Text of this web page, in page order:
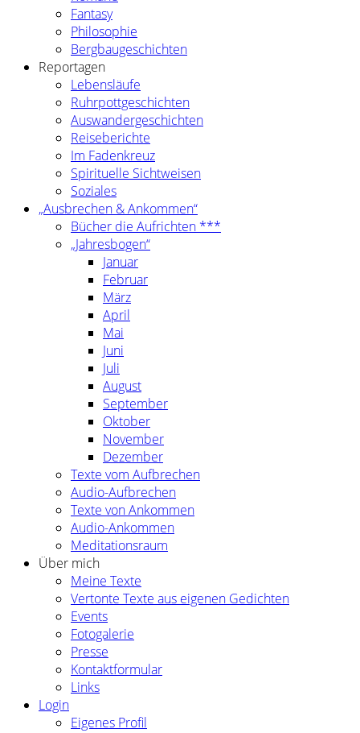
Fantasy
Philosophie
Bergbaugeschichten
Reportagen
Lebensläufe
Ruhrpottgeschichten
Auswandergeschichten
Reiseberichte
Im Fadenkreuz
Spirituelle Sichtweisen
Soziales
„Ausbrechen & Ankommen“
Bücher die Aufrichten ***
„Jahresbogen“
Januar
Februar
März
April
Mai
Juni
Juli
August
September
Oktober
November
Dezember
Texte vom Aufbrechen
Audio-Aufbrechen
Texte von Ankommen
Audio-Ankommen
Meditationsraum
Über mich
Meine Texte
Vertonte Texte aus eigenen Gedichten
Events
Fotogalerie
Presse
Kontaktformular
Links
Login
Eigenes Profil